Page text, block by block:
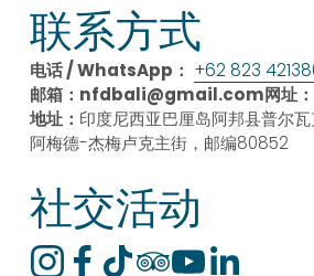
联系方式
电话 / WhatsApp： +62 823
邮箱： nfdbali@gmail.com网址：
地址： 印度尼西亚巴厘岛阿邦县普尔
阿梅德-杰梅卢克主街，邮编80852
社交活动